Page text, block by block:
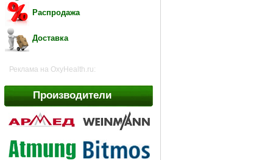
Распродажа
Доставка
Реклама на OxyHealth.ru:
Производители